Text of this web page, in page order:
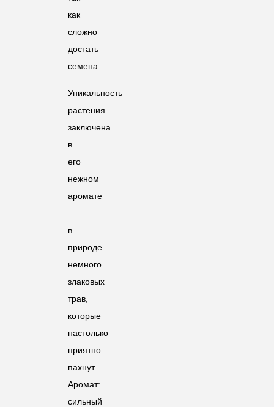
как
сложно
достать
семена.
Уникальность
растения
заключена
в
его
нежном
аромате
–
в
природе
немного
злаковых
трав,
которые
настолько
приятно
пахнут.
Аромат:
сильный